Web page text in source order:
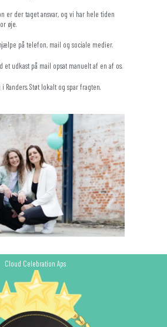
er der taget ansvar, og vi har hele tiden
øje.
på telefon, mail og sociale medier.
et udkast på mail opsat manuelt af en af os.
Randers. Støt lokalt og spar fragten.
Cloud Celebration Aps